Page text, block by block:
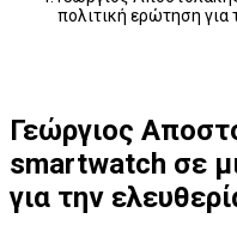
πολιτική ερώτηση για
Γεώργιος
smartwatch σε
για την